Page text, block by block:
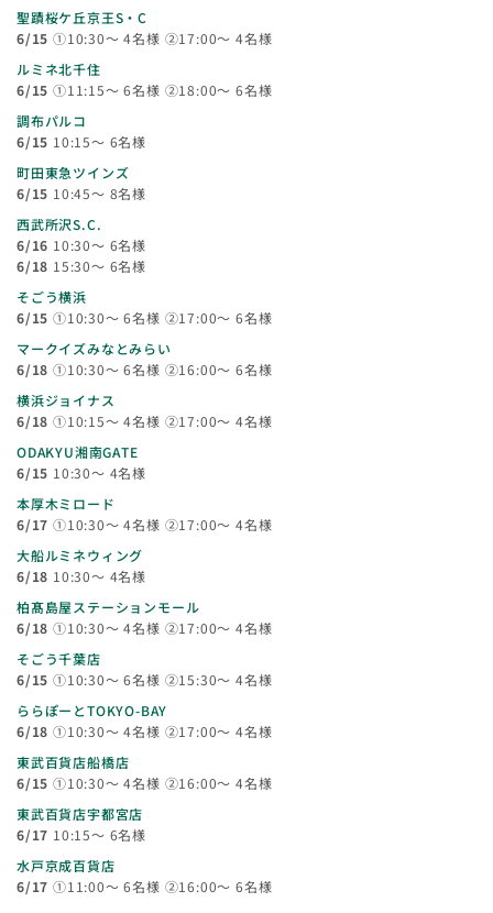
聖蹟桜ケ丘京王S・C
6/15 ①10:30～ 4名様 ②17:00～ 4名様
ルミネ北千住
6/15 ①11:15～ 6名様 ②18:00～ 6名様
調布パルコ
6/15 10:15～ 6名様
町田東急ツインズ
6/15 10:45～ 8名様
西武所沢S.C.
6/16 10:30～ 6名様
6/18 15:30～ 6名様
そごう横浜
6/15 ①10:30～ 6名様 ②17:00～ 6名様
マークイズみなとみらい
6/18 ①10:30～ 6名様 ②16:00～ 6名様
横浜ジョイナス
6/18 ①10:15～ 4名様 ②17:00～ 4名様
ODAKYU湘南GATE
6/15 10:30～ 4名様
本厚木ミロード
6/17 ①10:30～ 4名様 ②17:00～ 4名様
大船ルミネウィング
6/18 10:30～ 4名様
柏髙島屋ステーションモール
6/18 ①10:30～ 4名様 ②17:00～ 4名様
そごう千葉店
6/15 ①10:30～ 6名様 ②15:30～ 4名様
ららぽーとTOKYO-BAY
6/18 ①10:30～ 4名様 ②17:00～ 4名様
東武百貨店船橋店
6/15 ①10:30～ 4名様 ②16:00～ 4名様
東武百貨店宇都宮店
6/17 10:15～ 6名様
水戸京成百貨店
6/17 ①11:00～ 6名様 ②16:00～ 6名様